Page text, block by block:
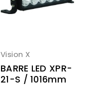
Vision X
BARRE LED XPR-
21-S / 1016mm